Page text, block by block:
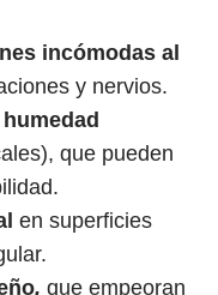
incómodas al
y nervios.
que pueden
en superficies
, que empeoran